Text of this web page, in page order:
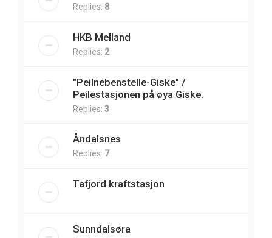
Replies: 8
HKB Melland
Replies: 2
"Peilnebenstelle-Giske" /
Peilestasjonen på øya Giske.
Replies: 3
Åndalsnes
Replies: 7
Tafjord kraftstasjon
Sunndalsøra